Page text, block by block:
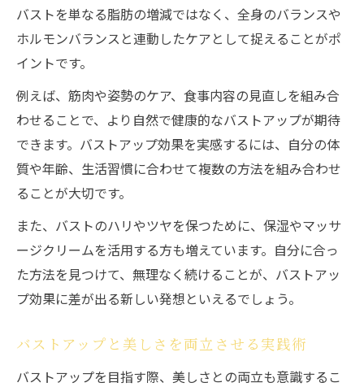
バストを単なる脂肪の増減ではなく、全身のバランスや
ホルモンバランスと連動したケアとして捉えることがポ
イントです。
例えば、筋肉や姿勢のケア、食事内容の見直しを組み合
わせることで、より自然で健康的なバストアップが期待
できます。バストアップ効果を実感するには、自分の体
質や年齢、生活習慣に合わせて複数の方法を組み合わせ
ることが大切です。
また、バストのハリやツヤを保つために、保湿やマッサ
ージクリームを活用する方も増えています。自分に合っ
た方法を見つけて、無理なく続けることが、バストアッ
プ効果に差が出る新しい発想といえるでしょう。
バストアップと美しさを両立させる実践術
バストアップを目指す際、美しさとの両立も意識するこ